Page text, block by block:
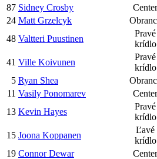
87 Sidney Crosby Center
24 Matt Grzelcyk
48 Valtteri Puustinen
Pravé
krídlo
41 Ville Koivunen
Pravé
krídlo
5 Ryan Shea
11 Vasily Ponomarev Center
13 Kevin Hayes
Pravé
krídlo
15 Joona Koppanen
Ľavé
krídlo
19 Connor Dewar Center